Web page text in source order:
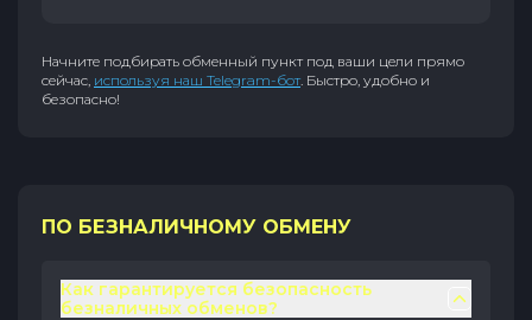
Начните подбирать обменный пункт под ваши цели прямо
сейчас, используя наш Telegram-бот. Быстро, удобно и
безопасно!
ПО БЕЗНАЛИЧНОМУ ОБМЕНУ
Как гарантируется безопасность
безналичных обменов?